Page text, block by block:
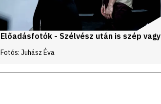
Előadásfotók - Szélvész után is szép vagy
Fotós: Juhász Éva